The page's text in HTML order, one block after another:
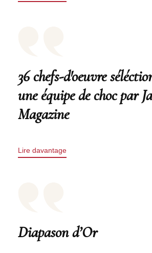
36 chefs-d'oeuvre
une équipe de choc par
Magazine
Lire davantage
Diapason d’Or